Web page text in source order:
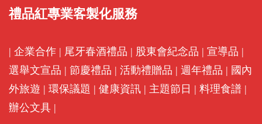
禮品紅專業客製化服務
| 企業合作 | 尾牙春酒禮品 | 股東會紀念品 | 宣導品 |
選舉文宣品 | 節慶禮品 | 活動禮贈品 | 週年禮品 | 國內
外旅遊 | 環保議題 | 健康資訊 | 主題節日 | 料理食譜 |
辦公文具 |